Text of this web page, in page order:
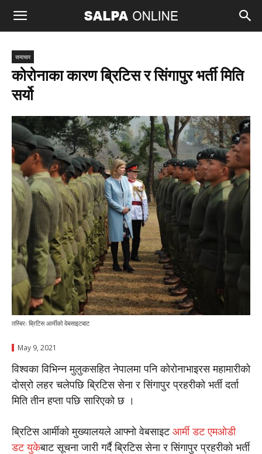
समाचार
कोरोनाका कारण ब्रिटिस र सिंगापुर भर्ती मिति
सर्यो
तस्बिरः ब्रिटिस आर्मीको वेबसाइटबाट
May 9, 2021
विश्वका विभिन्न मुलुकसहित नेपालमा पनि कोरोनाभाइरस महामारीको
दोस्रो लहर चलेपछि ब्रिटिस सेना र सिंगापुर प्रहरीको भर्ती दर्ता
मिति तीन हप्ता पछि सारिएको छ ।
ब्रिटिस आर्मीको मुख्यालयले आफ्नाे वेबसाइटआर्मी डट एमओडी
डट युकेबाट सूचना जारी गर्दै ब्रिटिस सेना र सिंगापुर प्रहरीको भर्ती